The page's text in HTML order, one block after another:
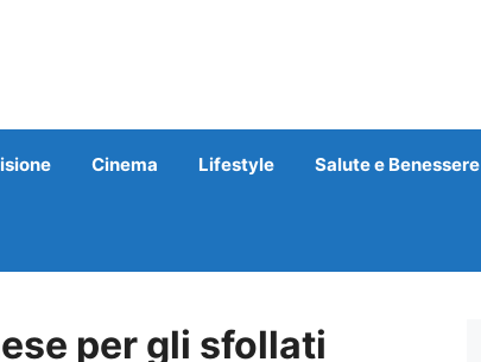
Cinema Lifestyle Salute e Benessere
per gli sfollati